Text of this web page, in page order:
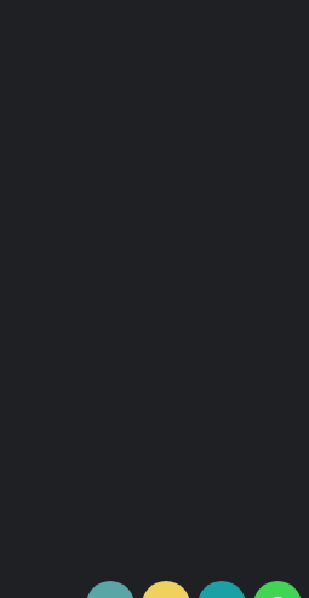
واتس
آپارات ایتا